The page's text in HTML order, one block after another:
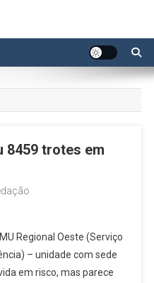
8459 trotes em
Regional Oeste (Serviço
– unidade com sede
em risco, mas parece